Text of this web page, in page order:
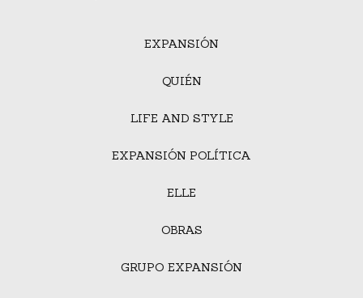
EXPANSIÓN
QUIÉN
LIFE AND STYLE
EXPANSIÓN POLÍTICA
ELLE
OBRAS
GRUPO EXPANSIÓN